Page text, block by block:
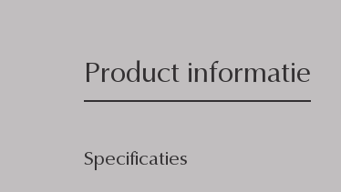
Product informatie
Specificaties